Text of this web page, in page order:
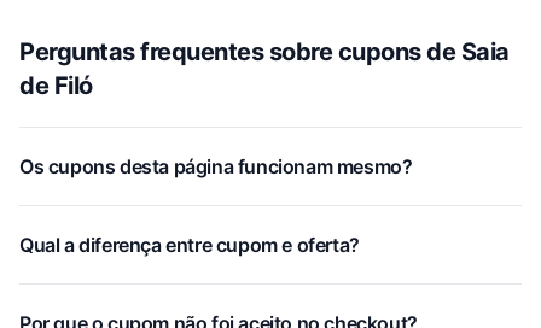
Perguntas frequentes sobre cupons de Saia
de Filó
Os cupons desta página funcionam mesmo?
Qual a diferença entre cupom e oferta?
Por que o cupom não foi aceito no checkout?